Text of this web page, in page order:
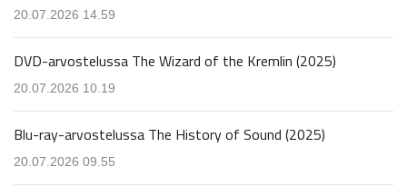
20.07.2026 14.59
DVD-arvostelussa The Wizard of the Kremlin (2025)
20.07.2026 10.19
Blu-ray-arvostelussa The History of Sound (2025)
20.07.2026 09.55